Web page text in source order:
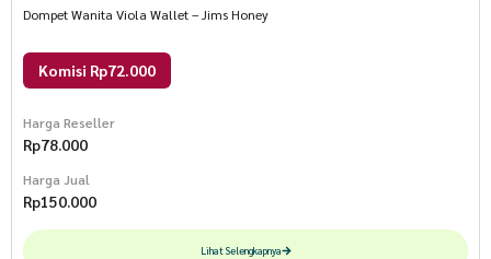
Dompet Wanita Viola Wallet – Jims Honey
Komisi Rp72.000
Harga Reseller
Rp78.000
Harga Jual
Rp150.000
Lihat Selengkapnya